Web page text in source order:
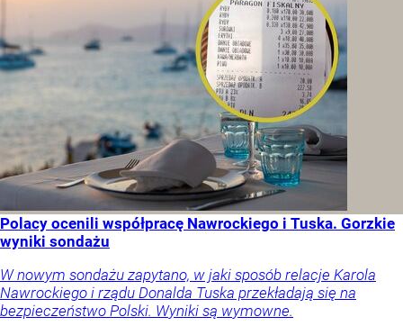
Polacy ocenili współpracę Nawrockiego i Tuska. Gorzkie
wyniki sondażu
W nowym sondażu zapytano, w jaki sposób relacje Karola
Nawrockiego i rządu Donalda Tuska przekładają się na
bezpieczeństwo Polski. Wyniki są wymowne.